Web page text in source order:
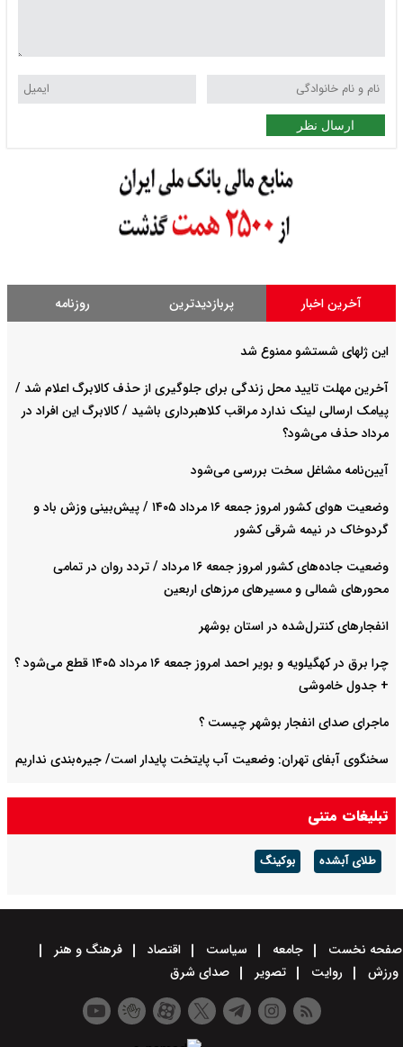
ارسال نظر
آخرین اخبار پربازدیدترین روزنامه
این ژلهای شستشو ممنوع شد
آخرین مهلت تایید محل زندگی برای جلوگیری از حذف کالابرگ اعلام شد /
پیامک ارسالی لینک ندارد مراقب کلاهبرداری باشید / کالابرگ این افراد در
مرداد حذف می‌شود؟
آیین‌نامه مشاغل سخت بررسی می‌شود
وضعیت هوای کشور امروز جمعه ۱۶ مرداد ۱۴۰۵ / پیش‌بینی وزش باد و
گردوخاک در نیمه شرقی کشور
وضعیت جاده‌های کشور امروز جمعه ۱۶ مرداد / تردد روان در تمامی
محورهای شمالی و مسیرهای مرزهای اربعین
انفجارهای کنترل‌شده در استان بوشهر
چرا برق در کهگیلویه و بویر احمد امروز جمعه ۱۶ مرداد ۱۴۰۵ قطع می‌شود ؟
+ جدول خاموشی
ماجرای صدای انفجار بوشهر چیست ؟
سخنگوی آبفای تهران: وضعیت آب پایتخت پایدار است/ جیره‌بندی نداریم
پیش بینی هوای کرمان فردا ۱۶ مرداد ۱۴۰۵/ وزش باد شدید و رگبار باران در
پیش است
تبلیغات متنی
طلای آبشده بوکینگ
صفحه نخست جامعه سیاست اقتصاد
فرهنگ و هنر
ورزش
روایت تصویر صدای شرق